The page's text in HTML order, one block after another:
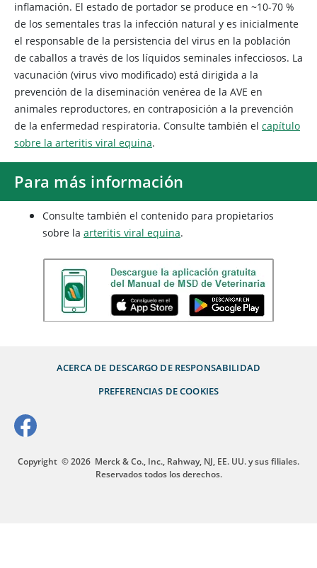
inflamación. El estado de portador se produce en ~10-70 %
de los sementales tras la infección natural y es inicialmente
el responsable de la persistencia del virus en la población
de caballos a través de los líquidos seminales infecciosos. La
vacunación (virus vivo modificado) está dirigida a la
prevención de la diseminación venérea de la AVE en
animales reproductores, en contraposición a la prevención
de la enfermedad respiratoria. Consulte también el capítulo
sobre la arteritis viral equina.
Para más información
Consulte también el contenido para propietarios
sobre la arteritis viral equina.
ACERCA DE DESCARGO DE RESPONSABILIDAD
PREFERENCIAS DE COOKIES
Copyright © 2026 Merck & Co., Inc., Rahway, NJ, EE. UU. y sus filiales.
Reservados todos los derechos.